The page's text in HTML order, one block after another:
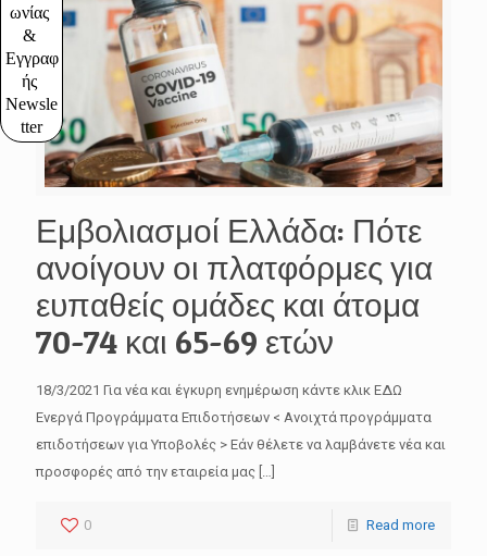
ωνίας
&
Εγγραφ
ής
Newsle
tter
Εμβολιασμοί Ελλάδα: Πότε
ανοίγουν οι πλατφόρμες για
ευπαθείς ομάδες και άτομα
70-74 και 65-69 ετών
18/3/2021 Για νέα και έγκυρη ενημέρωση κάντε κλικ ΕΔΩ
Ενεργά Προγράμματα Επιδοτήσεων < Ανοιχτά προγράμματα
επιδοτήσεων για Υποβολές > Εάν θέλετε να λαμβάνετε νέα και
προσφορές από την εταιρεία μας
0 Read more